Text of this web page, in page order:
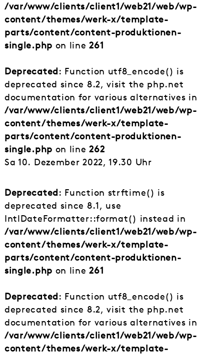
/var/www/clients/client1/web21/web/wp-
content/themes/werk-x/template-
parts/content/content-produktionen-
single.php on line261
Deprecated: Function utf8_encode() is
deprecated since 8.2, visit the php.net
documentation for various alternatives in
/var/www/clients/client1/web21/web/wp-
content/themes/werk-x/template-
parts/content/content-produktionen-
single.php on line262
Sa 10. Dezember 2022, 19.30 Uhr
Deprecated: Function strftime() is
deprecated since 8.1, use
IntlDateFormatter::format() instead in
/var/www/clients/client1/web21/web/wp-
content/themes/werk-x/template-
parts/content/content-produktionen-
single.php on line261
Deprecated: Function utf8_encode() is
deprecated since 8.2, visit the php.net
documentation for various alternatives in
/var/www/clients/client1/web21/web/wp-
content/themes/werk-x/template-